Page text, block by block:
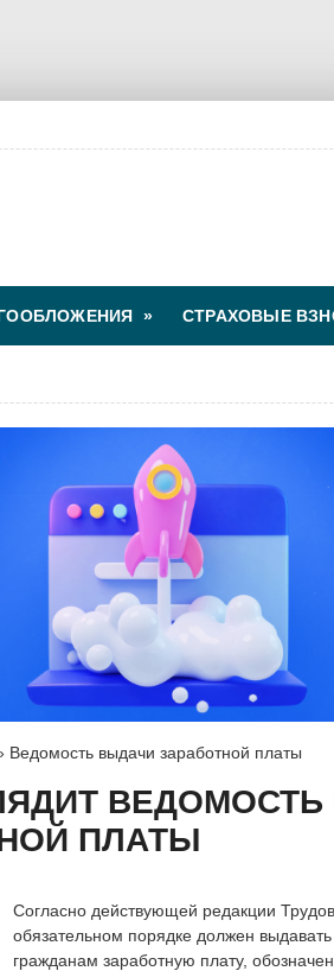
» СТРАХОВЫЕ
Ведомость выдачи заработной платы
ПЛАТЫ
Согласно действующей редакции
обязательном порядке должен
гражданам заработную плату,